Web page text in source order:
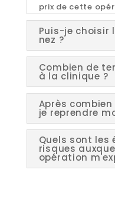
prix de cette
Puis-je choisir
nez ?
Combien de
à la clinique ?
Après
je reprendre
Quels sont les
risques
opération